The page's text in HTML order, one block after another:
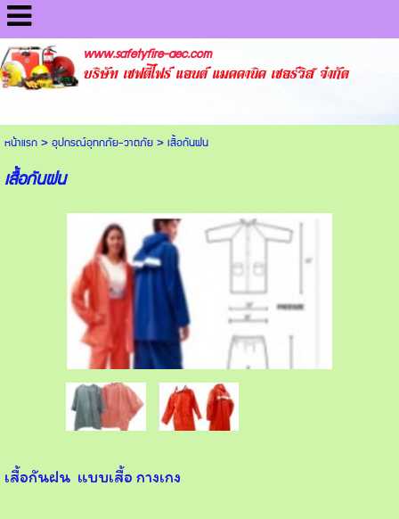
www.safetyfire-aec.com
บริษัท เซฟตี้ไฟร์ แอนด์ แมคคานิค เซอร์วิส จำกัด
หน้าแรก>อุปกรณ์อุทกภัย-วาตภัย>เสื้อกันฝน
เสื้อกันฝน
เสื้อกันฝน แบบเสื้อ กางเกง